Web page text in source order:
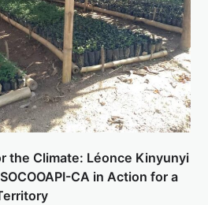
the Climate: Léonce Kinyunyi
CA in Action for a